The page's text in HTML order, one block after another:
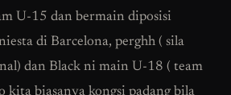
U-15 dan bermain diposisi
di Barcelona, perghh ( sila
dan Black ni main U-18 ( team
kita biasanya kongsi padang bila